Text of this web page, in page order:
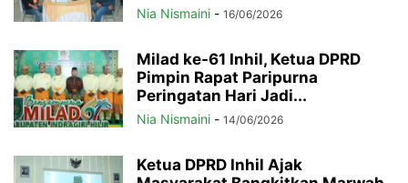
Nia Nismaini - 16/06/2026
Milad ke-61 Inhil, Ketua DPRD
Pimpin Rapat Paripurna
Peringatan Hari Jadi...
Nia Nismaini - 14/06/2026
Ketua DPRD Inhil Ajak